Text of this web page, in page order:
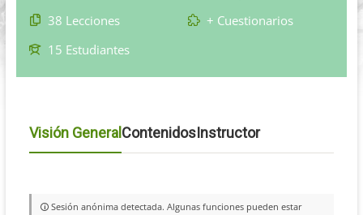
38 Lecciones
+ Cuestionarios
15 Estudiantes
Visión GeneralContenidosInstructor
🛈 Sesión anónima detectada. Algunas funciones pueden estar